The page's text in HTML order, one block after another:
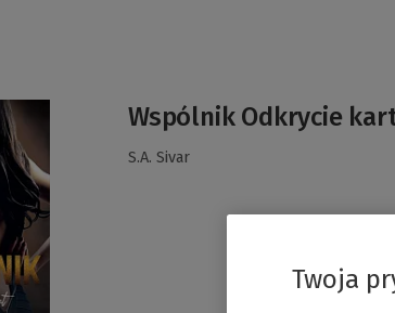
Wspólnik Odkrycie
S.A. Sivar
Twoja